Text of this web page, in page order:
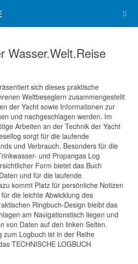
Wasser.Welt.Reise
sich dieses praktische
Weltbeseglern zusammengestellt
der Yacht sowie Informationen zur
und nachgeschlagen werden. Im
Arbeiten an der Technik der Yacht
sorgt für die laufende
und Verbrauch. Besonders für die
und Propangas Log
Form bietet das Buch
und für die laufende
kommt Platz für persönliche Notizen
die leichte Abwicklung des
Ringbuch-Design bleibt das
am Navigationstisch liegen und
von Daten auf den linken Seiten.
zum Logbuch ist in der Reihe
TECHNISCHE LOGBUCH